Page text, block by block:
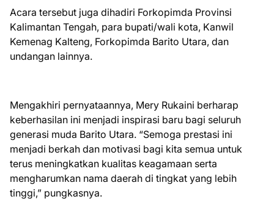
Acara tersebut juga dihadiri Forkopimda Provinsi
Kalimantan Tengah, para bupati/wali kota, Kanwil
Kemenag Kalteng, Forkopimda Barito Utara, dan
undangan lainnya.
Mengakhiri pernyataannya, Mery Rukaini berharap
keberhasilan ini menjadi inspirasi baru bagi seluruh
generasi muda Barito Utara. “Semoga prestasi ini
menjadi berkah dan motivasi bagi kita semua untuk
terus meningkatkan kualitas keagamaan serta
mengharumkan nama daerah di tingkat yang lebih
tinggi,” pungkasnya.